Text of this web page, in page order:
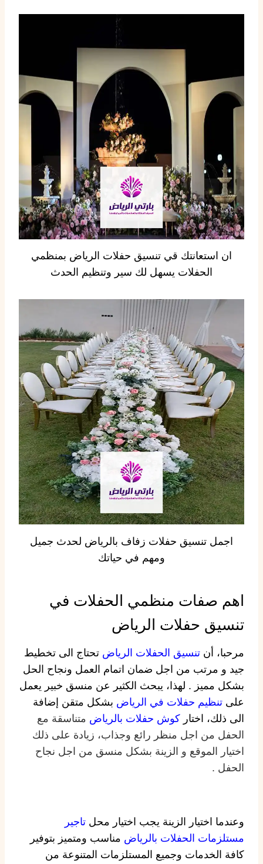
ان استعانتك قي تنسيق حفلات الرياض بمنظمي
الحفلات يسهل لك سير وتنظيم الحدث
اجمل تنسيق حفلات زفاف بالرياض لحدث جميل
ومهم في حياتك
اهم صفات منظمي الحفلات في
تنسيق حفلات الرياض
مرحبا، أن تنسيق الحفلات الرياض تحتاج الى تخطيط
جيد و مرتب من اجل ضمان اتمام العمل ونجاح الحل
بشكل مميز . لهذا، يبحث الكثير عن منسق خبير يعمل
على تنظيم حفلات في الرياض بشكل متقن إضافة
الى ذلك، اختار كوش حفلات بالرياض متناسقة مع
الحفل من اجل منظر رائع وجذاب، زيادة على ذلك
اختيار الموقع و الزينة بشكل منسق من اجل نجاح
الحفل .
وعندما اختيار الزينة يجب اختيار محل تاجير
مستلزمات الحفلات بالرياض مناسب ومتميز بتوفير
كافة الخدمات وجميع المستلزمات المتنوعة من